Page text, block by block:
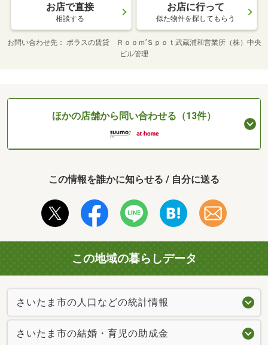
お店で直接
相談する
お店に行って
似た物件を探してもらう
お問い合わせ先
ポラスの賃貸 Ｒｏｏｍ’Ｓｐｏｔ武蔵浦和営業所（株）中央
ビル管理
ほかの店舗から問い合わせる（13件）
この情報を誰かに知らせる / 自分に送る
この地域の暮らしデータ
さいたま市の人口などの統計情報
さいたま市の結婚・育児の助成金